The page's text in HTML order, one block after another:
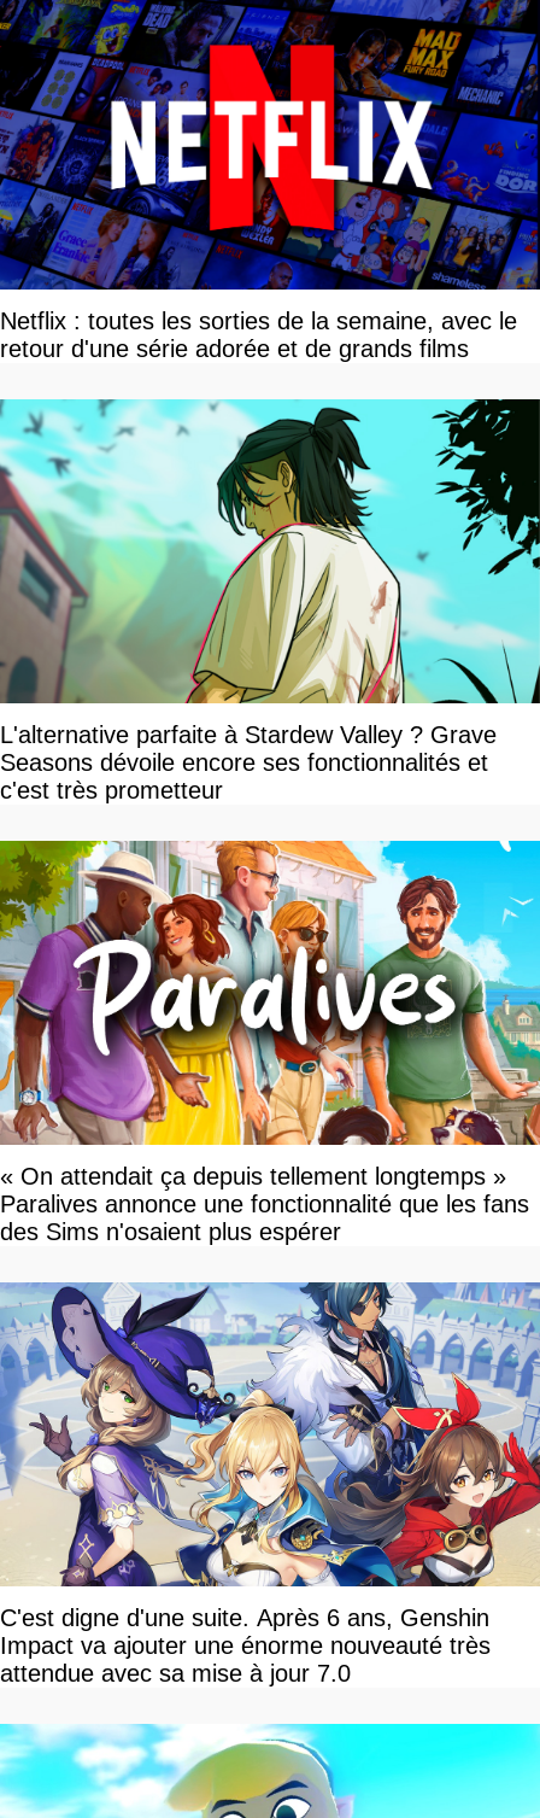
Netflix : toutes les sorties de la semaine, avec le
retour d'une série adorée et de grands films
L'alternative parfaite à Stardew Valley ? Grave
Seasons dévoile encore ses fonctionnalités et
c'est très prometteur
« On attendait ça depuis tellement longtemps »
Paralives annonce une fonctionnalité que les fans
des Sims n'osaient plus espérer
C'est digne d'une suite. Après 6 ans, Genshin
Impact va ajouter une énorme nouveauté très
attendue avec sa mise à jour 7.0